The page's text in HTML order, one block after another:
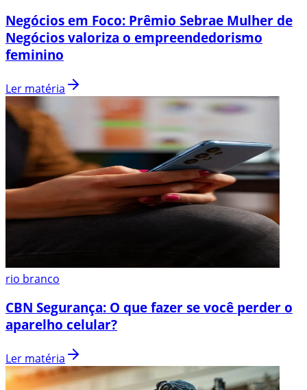
Negócios em Foco: Prêmio Sebrae Mulher de
Negócios valoriza o empreendedorismo
feminino
Ler matéria
rio branco
CBN Segurança: O que fazer se você perder o
aparelho celular?
Ler matéria